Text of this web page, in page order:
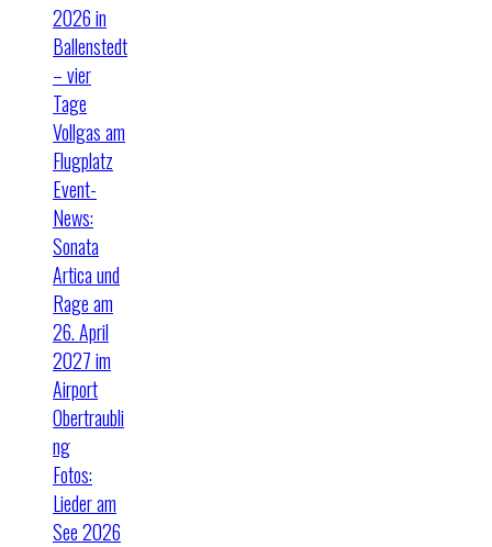
2026 in
Ballenstedt
– vier
Tage
Vollgas am
Flugplatz
Event-
News:
Sonata
Artica und
Rage am
26. April
2027 im
Airport
Obertraubli
ng
Fotos:
Lieder am
See 2026